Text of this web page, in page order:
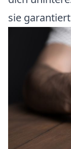
sie